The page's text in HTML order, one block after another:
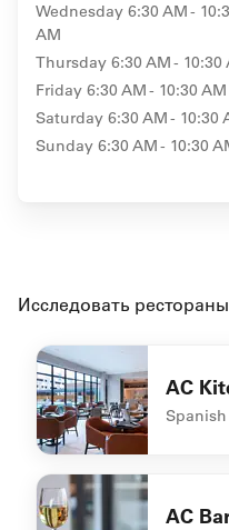
Wednesday 6:30 AM -
AM
Thursday 6:30 AM - 10:30
Friday 6:30 AM - 10:30 AM
Saturday 6:30 AM - 10:30
Sunday 6:30 AM - 10:30
Исследовать
AC
Spanish
undefined AC Kitchen
AC